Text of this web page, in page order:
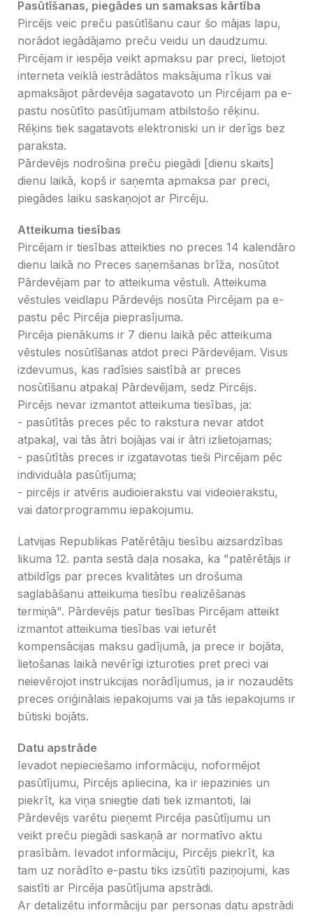
Pasūtīšanas, piegādes un samaksas kārtība
Pircējs veic preču pasūtīšanu caur šo mājas lapu,
norādot iegādājamo preču veidu un daudzumu.
Pircējam ir iespēja veikt apmaksu par preci, lietojot
interneta veiklā iestrādātos maksājuma rīkus vai
apmaksājot pārdevēja sagatavoto un Pircējam pa e-
pastu nosūtīto pasūtījumam atbilstošo rēķinu.
Rēķins tiek sagatavots elektroniski un ir derīgs bez
paraksta.
Pārdevējs nodrošina preču piegādi [dienu skaits]
dienu laikā, kopš ir saņemta apmaksa par preci,
piegādes laiku saskaņojot ar Pircēju.
Atteikuma tiesības
Pircējam ir tiesības atteikties no preces 14 kalendāro
dienu laikā no Preces saņemšanas brīža, nosūtot
Pārdevējam par to atteikuma vēstuli. Atteikuma
vēstules veidlapu Pārdevējs nosūta Pircējam pa e-
pastu pēc Pircēja pieprasījuma.
Pircēja pienākums ir 7 dienu laikā pēc atteikuma
vēstules nosūtīšanas atdot preci Pārdevējam. Visus
izdevumus, kas radīsies saistībā ar preces
nosūtīšanu atpakaļ Pārdevējam, sedz Pircējs.
Pircējs nevar izmantot atteikuma tiesības, ja:
- pasūtītās preces pēc to rakstura nevar atdot
atpakaļ, vai tās ātri bojājas vai ir ātri izlietojamas;
- pasūtītās preces ir izgatavotas tieši Pircējam pēc
individuāla pasūtījuma;
- pircējs ir atvēris audioierakstu vai videoierakstu,
vai datorprogrammu iepakojumu.
Latvijas Republikas Patērētāju tiesību aizsardzības
likuma 12. panta sestā daļa nosaka, ka "patērētājs ir
atbildīgs par preces kvalitātes un drošuma
saglabāšanu atteikuma tiesību realizēšanas
termiņā". Pārdevējs patur tiesības Pircējam atteikt
izmantot atteikuma tiesības vai ieturēt
kompensācijas maksu gadījumā, ja prece ir bojāta,
lietošanas laikā nevērīgi izturoties pret preci vai
neievērojot instrukcijas norādījumus, ja ir nozaudēts
preces oriģinālais iepakojums vai ja tās iepakojums ir
būtiski bojāts.
Datu apstrāde
Ievadot nepieciešamo informāciju, noformējot
pasūtījumu, Pircējs apliecina, ka ir iepazinies un
piekrīt, ka viņa sniegtie dati tiek izmantoti, lai
Pārdevējs varētu pieņemt Pircēja pasūtījumu un
veikt preču piegādi saskaņā ar normatīvo aktu
prasībām. Ievadot informāciju, Pircējs piekrīt, ka
tam uz norādīto e-pastu tiks izsūtīti paziņojumi, kas
saistīti ar Pircēja pasūtījuma apstrādi.
Ar detalizētu informāciju par personas datu apstrādi